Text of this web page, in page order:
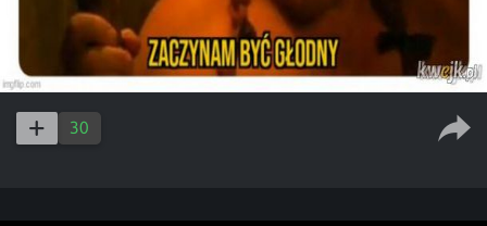
30